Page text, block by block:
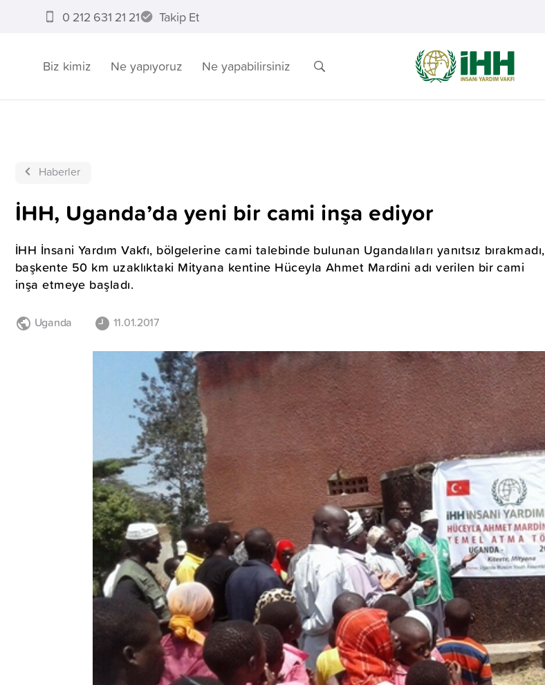
0 212 631 21 21 Takip Et
Biz kimiz Ne yapıyoruz Ne yapabilirsiniz
Haberler
İHH, Uganda’da yeni bir cami inşa ediyor
İHH İnsani Yardım Vakfı, bölgelerine cami talebinde bulunan Ugandalıları yanıtsız bırakmadı,
başkente 50 km uzaklıktaki Mityana kentine Hüceyla Ahmet Mardini adı verilen bir cami
inşa etmeye başladı.
Uganda 11.01.2017